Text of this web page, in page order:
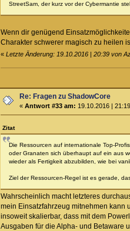
StreetSam, der kurz vor der Cybermantie
Wenn dir genügend
Charakter schwerer magisch zu heilen
« Letzte Änderung: 19.10.2016 | 20:39 von
Re: Fragen zu ShadowCore
«Antwort #33 am: 19.10.2016 |
Zitat
Die Ressourcen auf internationale Top-
oder Granaten sich überhaupt auf ein aus
wieder als Fertigkeit abzubilden, wie bei
Ziel der Ressourcen-Regel ist es gerade,
Wahrscheinlich macht letzteres
mein Einsatzfahrzeug mitnehmen kann
insoweit skalierbar, dass mit dem
Ausgaben für die Alpha- und Betaware